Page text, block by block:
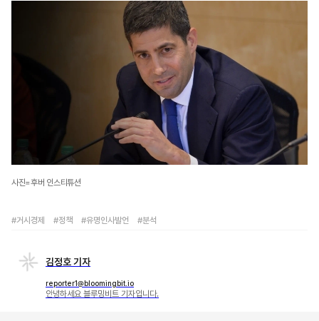
사진=후버 인스티튜션
#거시경제 #정책 #유명인사발언 #분석
김정호 기자
reporter1@bloomingbit.io
안녕하세요 블루밍비트 기자입니다.